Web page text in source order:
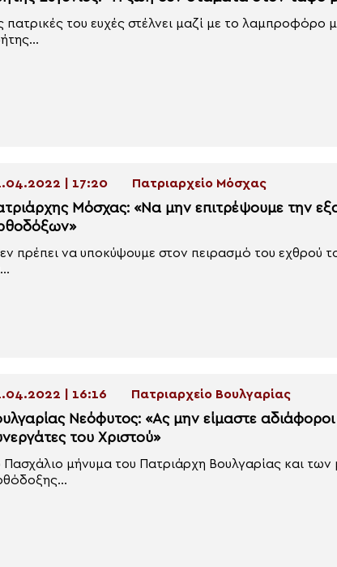
πατρικές του ευχές στέλνει μαζί με το
| 17:20 Πατριαρχείο Μόσχας
Μόσχας: «Να μην επιτρέψουμε την
πρέπει να υποκύψουμε στον πειρασμό του εχθρού
| 16:16 Πατριαρχείο Βουλγαρίας
Νεόφυτος: «Ας μην είμαστε
του Χριστού»
Πασχάλιο μήνυμα του Πατριάρχη Βουλγαρίας και